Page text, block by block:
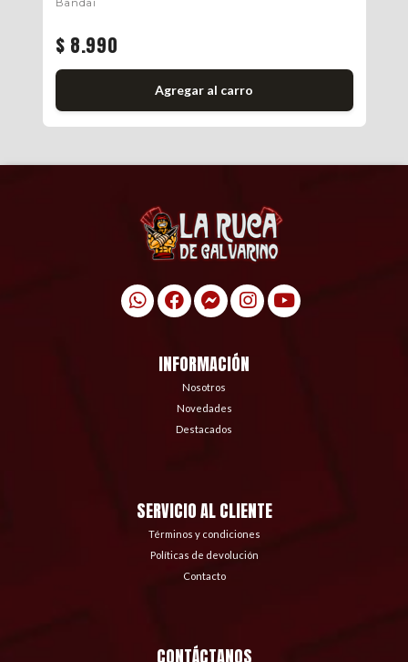
Bandai
$ 8.990
Agregar al carro
INFORMACIÓN
Nosotros
Novedades
Destacados
SERVICIO AL CLIENTE
Términos y condiciones
Políticas de devolución
Contacto
CONTÁCTANOS